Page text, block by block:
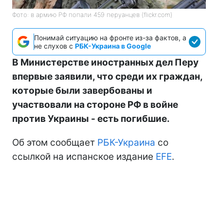
Фото: в армию РФ попали 459 перуанцев (flickr.com)
Понимай ситуацию на фронте из-за фактов, а
не слухов с РБК-Украина в Google
В Министерстве иностранных дел Перу
впервые заявили, что среди их граждан,
которые были завербованы и
участвовали на стороне РФ в войне
против Украины - есть погибшие.
Об этом сообщает РБК-Украина со
ссылкой на испанское издание EFE.